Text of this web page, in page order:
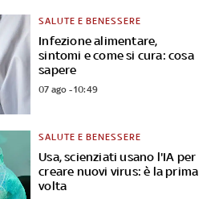
Infezione alimentare,
sintomi e come si cura: cosa
sapere
SALUTE E BENESSERE
07 ago - 10:49
Usa, scienziati usano l'IA per
creare nuovi virus: è la prima
volta
SALUTE E BENESSERE